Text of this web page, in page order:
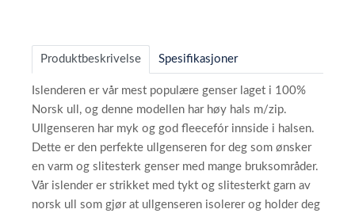
Produktbeskrivelse Spesifikasjoner
Islenderen er vår mest populære genser laget i 100%
Norsk ull, og denne modellen har høy hals m/zip.
Ullgenseren har myk og god fleecefór innside i halsen.
Dette er den perfekte ullgenseren for deg som ønsker
en varm og slitesterk genser med mange bruksområder.
Vår islender er strikket med tykt og slitesterkt garn av
norsk ull som gjør at ullgenseren isolerer og holder deg